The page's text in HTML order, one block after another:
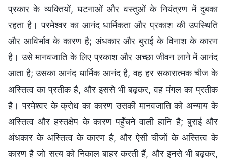
प्रकार के व्यक्तियों, घटनाओं और वस्तुओं के नियंत्रण में दुबका
रहता है। परमेश्वर का आनंद धार्मिकता और प्रकाश की उपस्थिति
और आविर्भाव के कारण है; अंधकार और बुराई के विनाश के कारण
है। उसे मानवजाति के लिए प्रकाश और अच्छा जीवन लाने में आनंद
आता है; उसका आनंद धार्मिक आनंद है, वह हर सकारात्मक चीज के
अस्तित्व का प्रतीक है, और इससे भी बढ़कर, वह मंगल का प्रतीक
है। परमेश्वर के क्रोध का कारण उसकी मानवजाति को अन्याय के
अस्तित्व और हस्तक्षेप के कारण पहुँचने वाली हानि है; बुराई और
अंधकार के अस्तित्व के कारण है, और ऐसी चीजों के अस्तित्व के
कारण है जो सत्य को निकाल बाहर करती हैं, और इनसे भी बढ़कर,